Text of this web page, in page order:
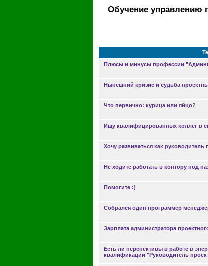
Обучение управлению
Плюсы и минусы профессии
Нынешний кризис и судьба
Что первично: курица или яйцо?
Ищу квалифицированных коллег в
Хочу развиваться как руководитель
Не ходите работать в контору под
Помогите :)
Собрался один программер
Зарплата администратора
Есть ли перспективы в работе в
квалификации "Руководитель